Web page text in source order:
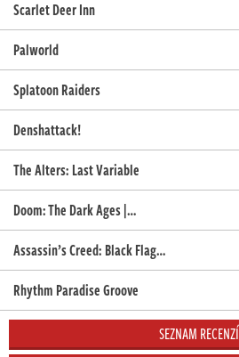
Scarlet Deer Inn
Palworld
Splatoon Raiders
Denshattack!
The Alters: Last Variable
Doom: The Dark Ages |…
Assassin’s Creed: Black Flag…
Rhythm Paradise Groove
SEZNAM RECENZÍ